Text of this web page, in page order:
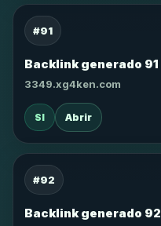
#91
Backlink generado 91
3349.xg4ken.com
SI Abrir
#92
Backlink generado 92